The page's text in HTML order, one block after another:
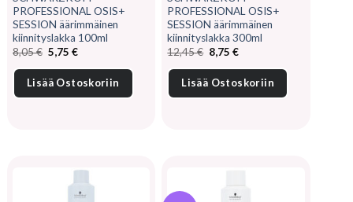
PROFESSIONAL OSIS+
SESSION äärimmäinen
kiinnityslakka 100ml
8,05€ Alkuperäinen
hinta
oli:
8,05 €.
5,75€Nykyinen
on:
5,75 €.
Lisää Ostoskoriin
PROFESSIONAL OSIS+
SESSION äärimmäinen
kiinnityslakka 300ml
12,45€ Alkuperäinen
hinta
oli:
12,45 €.
8,75€Nykyinen
on:
8,75 €.
Lisää Ostoskoriin